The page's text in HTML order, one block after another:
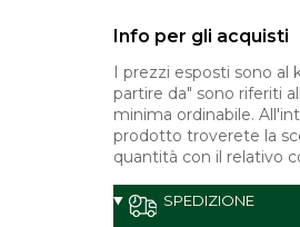
Info per gli acquisti
I prezzi esposti sono al
partire da" sono riferiti
minima ordinabile.
prodotto troverete la
quantità con il relativo
SPEDIZIONE